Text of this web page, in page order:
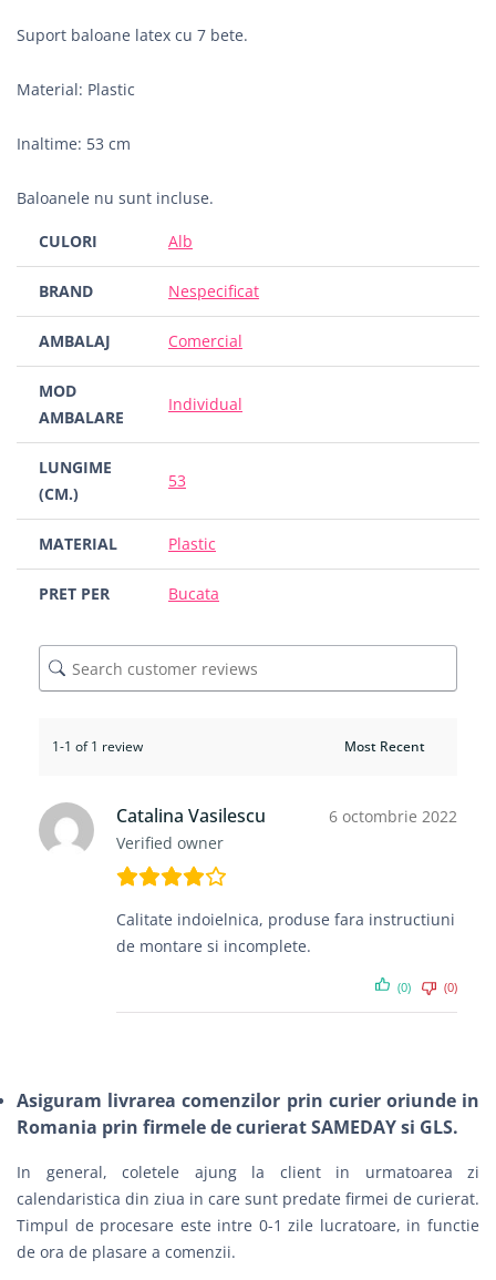
Suport baloane latex cu 7 bete.
Material: Plastic
Inaltime: 53 cm
Baloanele nu sunt incluse.
CULORI Alb
BRAND Nespecificat
AMBALAJ Comercial
MOD
AMBALARE
Individual
LUNGIME
(CM.)
53
MATERIAL Plastic
PRET PER Bucata
1-1 of 1 review
Catalina Vasilescu
Verified owner
6 octombrie 2022
Calitate indoielnica, produse fara instructiuni
de montare si incomplete.
(0) (0)
Asiguram livrarea comenzilor prin curier oriunde in
Romania prin firmele de curierat SAMEDAY si GLS.
In general, coletele ajung la client in urmatoarea zi
calendaristica din ziua in care sunt predate firmei de curierat.
Timpul de procesare este intre 0-1 zile lucratoare, in functie
de ora de plasare a comenzii.